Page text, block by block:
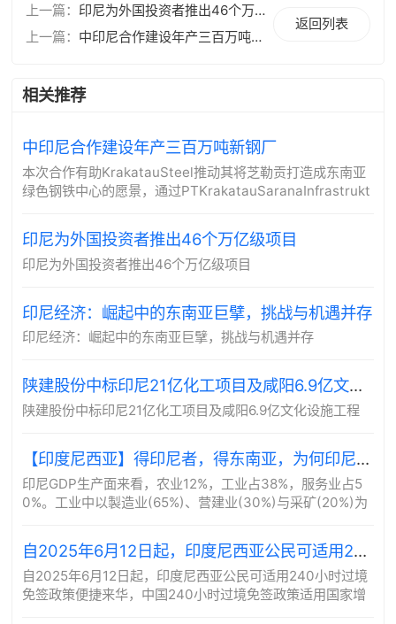
上一篇： 印尼为外国投资者推出46个万亿级项目
上一篇： 中印尼合作建设年产三百万吨新钢厂
返回列表
相关推荐
中印尼合作建设年产三百万吨新钢厂
本次合作有助KrakatauSteel推动其将芝勒贡打造成东南亚
绿色钢铁中心的愿景，通过PTKrakatauSaranaInfrastrukt
印尼为外国投资者推出46个万亿级项目
印尼为外国投资者推出46个万亿级项目
印尼经济：崛起中的东南亚巨擘，挑战与机遇并存
印尼经济：崛起中的东南亚巨擘，挑战与机遇并存
陕建股份中标印尼21亿化工项目及咸阳6.9亿文化设施工程
陕建股份中标印尼21亿化工项目及咸阳6.9亿文化设施工程
【印度尼西亚】得印尼者，得东南亚，为何印尼是出海东南亚的首选之地
印尼GDP生产面来看，农业12%，工业占38%，服务业占5
0%。工业中以製造业(65%)、营建业(30%)与采矿(20%)为
售批发业...
自2025年6月12日起，印度尼西亚公民可适用240小时过境免签政策便捷来华，中国240小时过境免签政策适用国家增至55国。
自2025年6月12日起，印度尼西亚公民可适用240小时过境
免签政策便捷来华，中国240小时过境免签政策适用国家增